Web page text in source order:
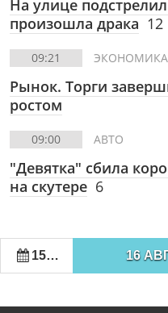
На улице
произошла драка 12
09:21 ЭКОНОМИКА
Рынок. Торги
ростом
09:00 АВТО
"Девятка" сбила
на скутере 6
15 АВГУСТА 2011 16